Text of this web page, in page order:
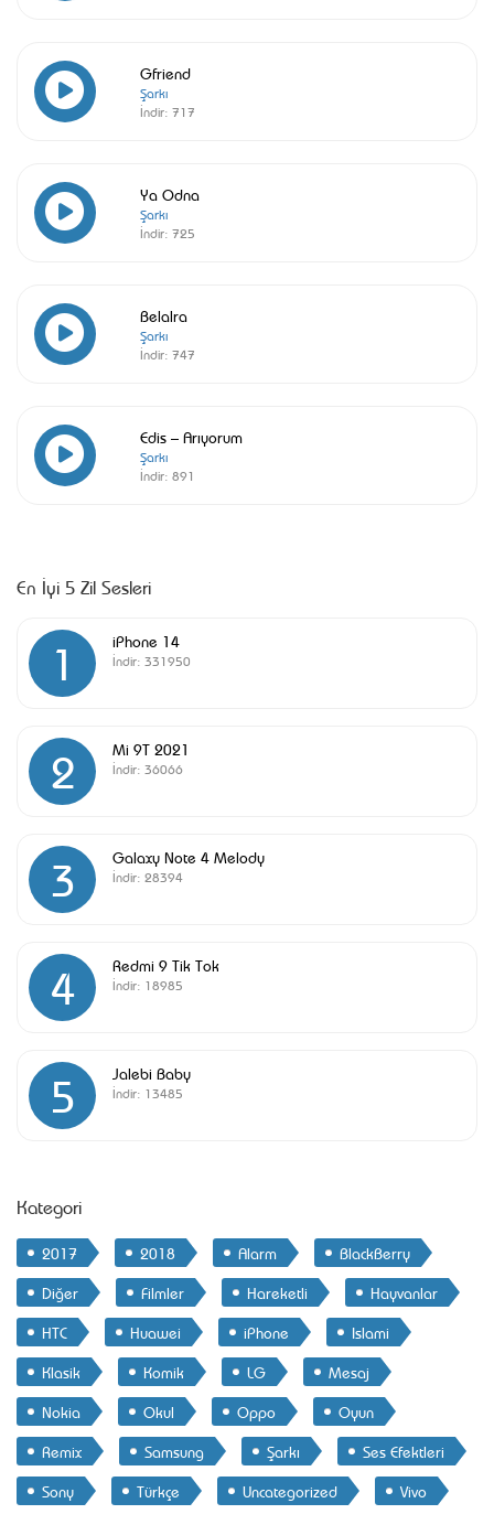
Gfriend
Şarkı
İndir: 717
Ya Odna
Şarkı
İndir: 725
Belalra
Şarkı
İndir: 747
Edis – Arıyorum
Şarkı
İndir: 891
En İyi 5 Zil Sesleri
1 iPhone 14
İndir: 331950
2 Mi 9T 2021
İndir: 36066
3 Galaxy Note 4 Melody
İndir: 28394
4 Redmi 9 Tik Tok
İndir: 18985
5 Jalebi Baby
İndir: 13485
Kategori
2017 2018 Alarm
BlackBerry
Diğer
Filmler Hareketli
Hayvanlar
HTC
Huawei iPhone
Islami
Klasik
Komik LG
Mesaj
Nokia
Okul Oppo
Oyun
Remix
Samsung Şarkı
Ses Efektleri
Sony
Türkçe Uncategorized Vivo